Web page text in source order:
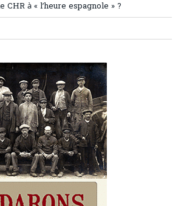
CHR à « l’heure espagnole » ?